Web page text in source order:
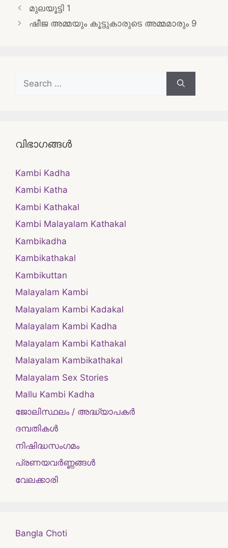
Post
navigation
മുലയൂട്ടി 1
ഷീജ അമ്മയും കൂട്ടുകാരുടെ അമ്മമാരും 9
for:
വിഭാഗങ്ങൾ
Kambi Kadha
Kambi Katha
Kambi Kathakal
Kambi Malayalam Kathakal
Kambikadha
Kambikathakal
Kambikuttan
Malayalam Kambi
Malayalam Kambi Kadakal
Malayalam Kambi Kadha
Malayalam Kambi Kathakal
Malayalam Kambikathakal
Malayalam Sex Stories
Mallu Kambi Kadha
ജോലിസ്ഥലം / അദ്ധ്യാപകർ
ദമ്പതികള്‍
നിഷിദ്ധസംഗമം
പ്രണയവർണ്ണങ്ങൾ
വേലക്കാരി
Bangla Choti